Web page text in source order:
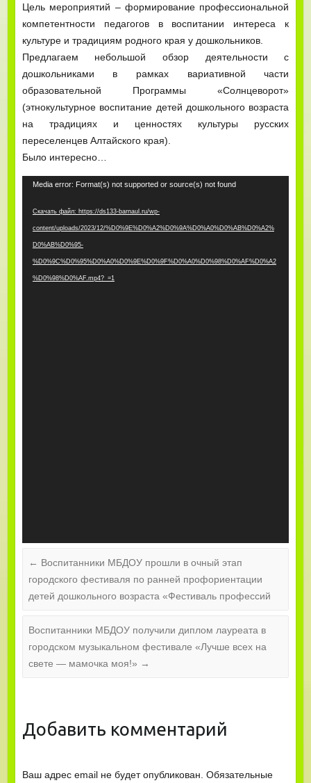
Цель мероприятий – формирование профессиональной
компетентности педагогов в воспитании интереса к
культуре и традициям родного края у дошкольников.
Предлагаем небольшой обзор деятельности с
дошкольниками в рамках вариативной части
образовательной Программы «Солнцеворот»
(этнокультурное воспитание детей дошкольного возраста
на традициях и ценностях культуры русских
переселенцев Алтайского края).
Было интересно…
Видеоплеер
Media error: Format(s) not supported or source(s) not found
Скачать файл: https://ds133-barnaul.ru/wp-
content/uploads/2023/12/%D0%9E%D0%A2%D0%9A%D0%A0%D0%AB%D0%A2%
D0%AB%D0%95-
%D0%9C%D0%95%D0%A0%D0%9E%D0%9F%D0%A0%D0%98%D0%AF%D0%A2
%D0%98%D0%AF.mp4?_=1
← Воспитанники МБДОУ прошли в очный этап
городского фестиваля по ранней профориентации
детей дошкольного возраста «Фестиваль профессий
Воспитанники МБДОУ получили диплом лауреата в
городском музыкальном фестивале «Лучше всех на
свете — мамочка моя!» →
Добавить комментарий
Ваш адрес email не будет опубликован. Обязательные